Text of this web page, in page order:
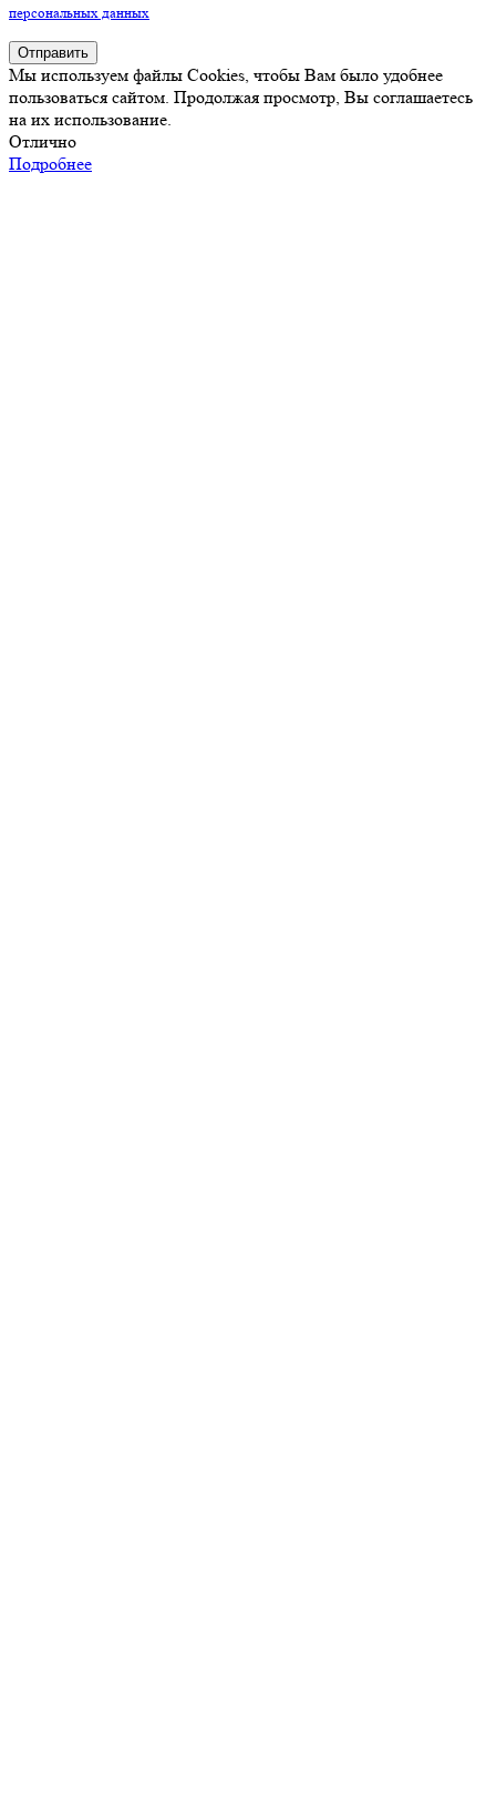
персональных данных
Отправить
Мы используем файлы Cookies, чтобы Вам было удобнее
пользоваться сайтом. Продолжая просмотр, Вы соглашаетесь
на их использование.
Отлично
Подробнее